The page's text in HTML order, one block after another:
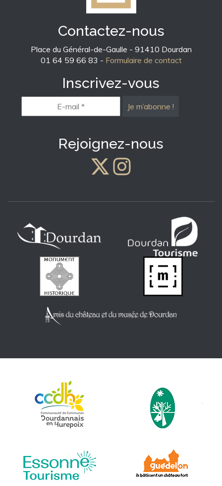
Contactez-nous
Place du Général-de-Gaulle - 91410 Dourdan
01 64 59 66 83 - Formulaire de contact
Inscrivez-vous
mail
*
Rejoignez-nous